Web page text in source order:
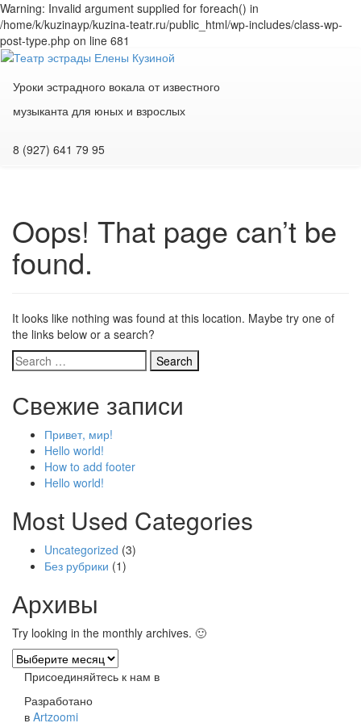
Warning: Invalid argument supplied for foreach() in
/home/k/kuzinayp/kuzina-teatr.ru/public_html/wp-includes/class-wp-
post-type.php on line 681
Уроки эстрадного вокала от известного
музыканта для юных и взрослых
8 (927) 641 79 95
Oops! That page can’t be
found.
It looks like nothing was found at this location. Maybe try one of
the links below or a search?
Свежие записи
Привет, мир!
Hello world!
How to add footer
Hello world!
Most Used Categories
Uncategorized (3)
Без рубрики (1)
Архивы
Try looking in the monthly archives. 🙂
Архивы
Присоединяйтесь к нам в
Разработано
в Artzoomi